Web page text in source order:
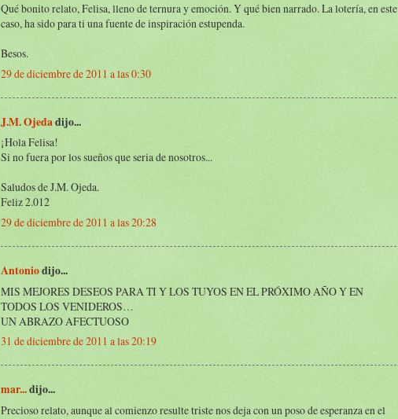
Qué bonito relato, Felisa, lleno de ternura y emoción. Y qué bien narrado. La lotería, en este
caso, ha sido para ti una fuente de inspiración estupenda.
Besos.
29 de diciembre de 2011 a las 0:30
J.M. Ojedadijo...
¡Hola Felisa!
Si no fuera por los sueños que seria de nosotros...
Saludos de J.M. Ojeda.
Feliz 2.012
29 de diciembre de 2011 a las 20:28
Antoniodijo...
MIS MEJORES DESEOS PARA TI Y LOS TUYOS EN EL PRÓXIMO AÑO Y EN
TODOS LOS VENIDEROS…
UN ABRAZO AFECTUOSO
31 de diciembre de 2011 a las 20:19
mar...dijo...
Precioso relato, aunque al comienzo resulte triste nos deja con un poso de esperanza en el